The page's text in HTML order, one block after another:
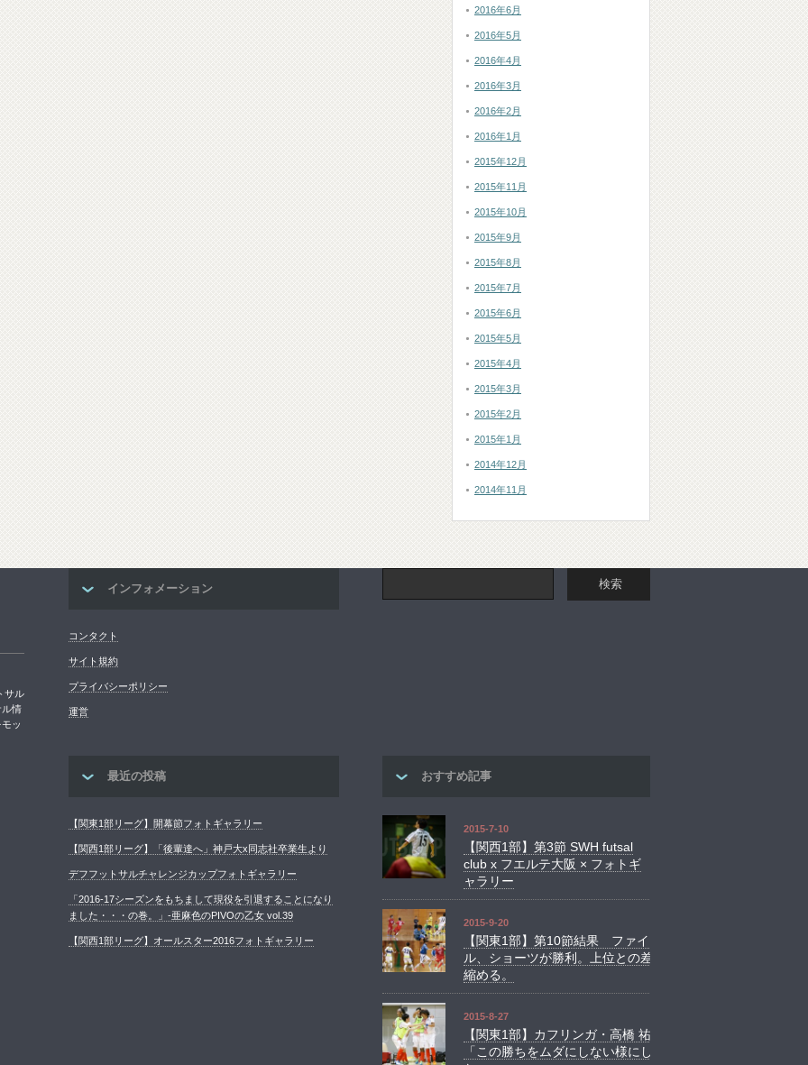
2016年6月
2016年5月
2016年4月
2016年3月
2016年2月
2016年1月
2015年12月
2015年11月
2015年10月
2015年9月
2015年8月
2015年7月
2015年6月
2015年5月
2015年4月
2015年3月
2015年2月
2015年1月
2014年12月
2014年11月
インフォメーション
コンタクト
サイト規約
プライバシーポリシー
運営
最近の投稿
【関東1部リーグ】開幕節フォトギャラリー
【関西1部リーグ】「後輩達へ」神戸大x同志社卒業生より
デフフットサルチャレンジカップフォトギャラリー
「2016-17シーズンをもちまして現役を引退することになり
ました・・・の巻。」-亜麻色のPIVOの乙女 vol.39
【関西1部リーグ】オールスター2016フォトギャラリー
おすすめ記事
2015-7-10
【関西1部】第3節 SWH futsal
club x フエルテ大阪 × フォトギ
ャラリー
2015-9-20
【関東1部】第10節結果 ファイ
ル、ショーツが勝利。上位との差
縮める。
2015-8-27
【関東1部】カフリンガ・高橋 祐
「この勝ちをムダにしない様にし
サル
ル情
ッ